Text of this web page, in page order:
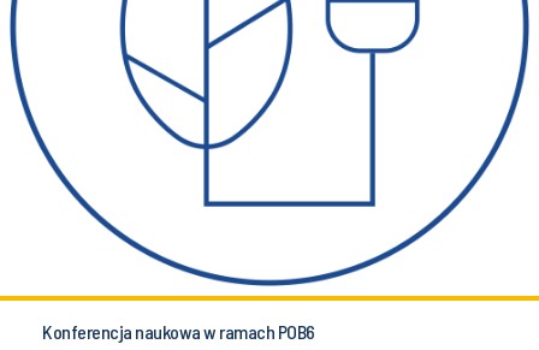
Konferencja naukowa w ramach POB6